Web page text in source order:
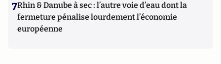
7Rhin & Danube à sec : l’autre voie d’eau dont la
fermeture pénalise lourdement l’économie
européenne